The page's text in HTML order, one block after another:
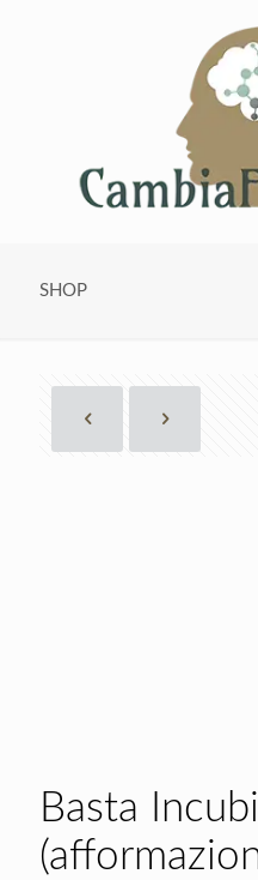
SHOP
Basta